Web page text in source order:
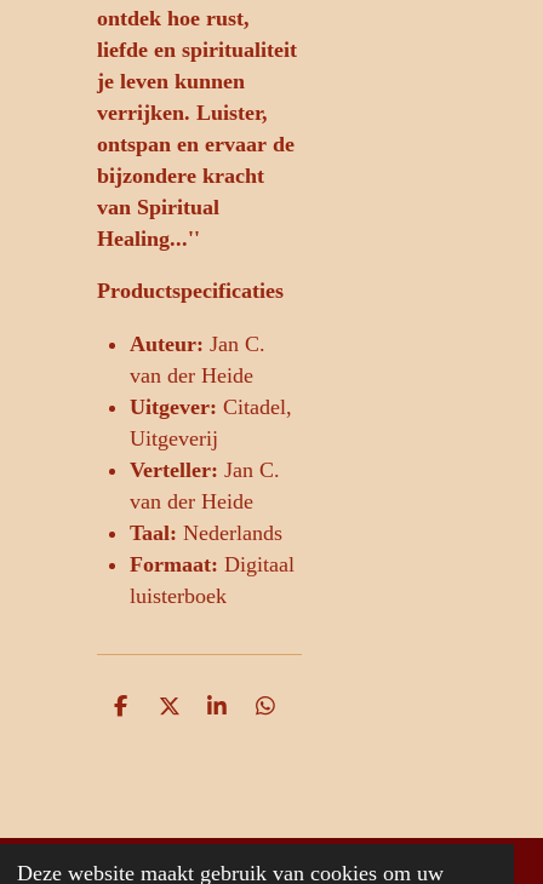
Deze website maakt gebruik van cookies om uw
ontdek hoe rust,
liefde en spiritualiteit
je leven kunnen
verrijken. Luister,
ontspan en ervaar de
bijzondere kracht
van Spiritual
Healing...''
Productspecificaties
Auteur: Jan C.
van der Heide
Uitgever: Citadel,
Uitgeverij
Verteller: Jan C.
van der Heide
Taal: Nederlands
Formaat: Digitaal
luisterboek
D
D
S
D